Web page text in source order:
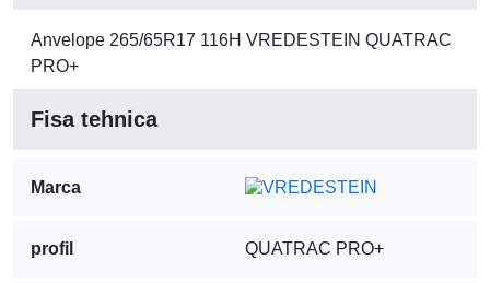
Anvelope 265/65R17 116H VREDESTEIN QUATRAC
PRO+
Fisa tehnica
Marca
profil QUATRAC PRO+